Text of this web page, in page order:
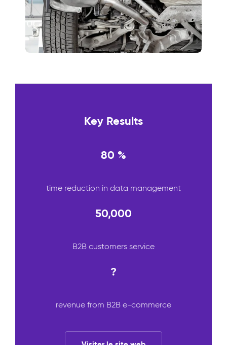
Key Results
80 %
time reduction in data management
50,000
B2B customers service
?
revenue from B2B e-commerce